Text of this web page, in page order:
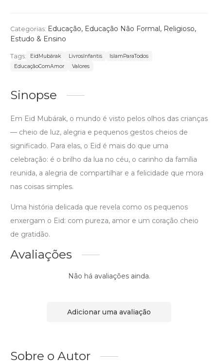
Categorias: Educação, Educação Não Formal , Religioso,
Estudo & Ensino
Tags: EidMubárak LivrosInfantis
IslamParaTodos
EducaçãoComAmor
Valores
Sinopse
Em Eid Mubárak, o mundo é visto pelos olhos das crianças
— cheio de luz, alegria e pequenos gestos cheios de
significado. Para elas, o Eid é mais do que uma
celebração: é o brilho da lua no céu, o carinho da família
reunida, a alegria de compartilhar e a felicidade que mora
nas coisas simples.
Uma história delicada que revela como os pequenos
enxergam o Eid: com pureza, amor e um coração cheio
de gratidão.
Avaliações
Não há avaliações ainda.
Adicionar uma avaliação
Sobre o Autor